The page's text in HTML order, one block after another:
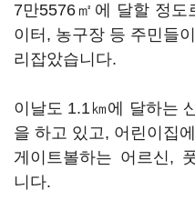
7만5576㎡에 달할 정도
이터, 농구장 등 주민들
리잡았습니다.
이날도 1.1㎞에 달하는
을 하고 있고, 어린이집
게이트볼하는 어르신,
니다.